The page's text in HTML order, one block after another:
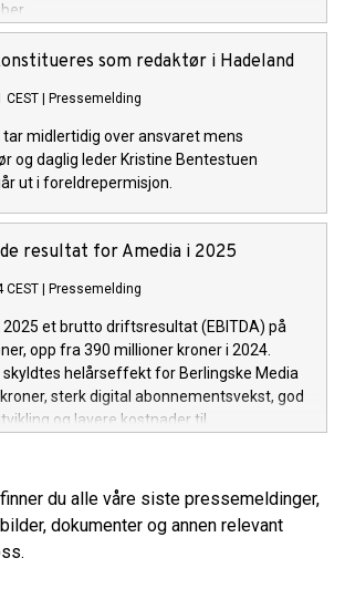
som redaktør i Hadeland
CEST Pressemelding
tar midlertidig over ansvaret mens
og daglig leder Kristine Bentestuen
ut i foreldrepermisjon.
resultat for Amedia i 2025
CEST Pressemelding
et brutto driftsresultat (EBITDA) på
opp fra 390 millioner kroner i 2024.
helårseffekt for Berlingske Media
sterk digital abonnementsvekst, god
og lavere kostnader til
du alle våre siste pressemeldinger,
dokumenter og annen relevant